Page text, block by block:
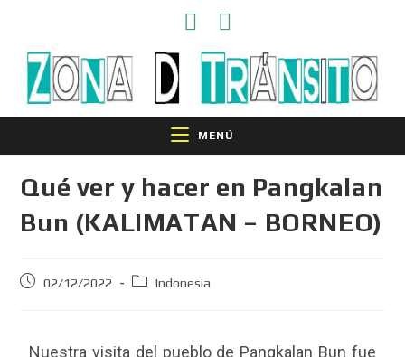
MENÚ
Qué ver y hacer en Pangkalan
Bun (KALIMATAN – BORNEO)
02/12/2022 Indonesia
Nuestra visita del pueblo de Pangkalan Bun fue